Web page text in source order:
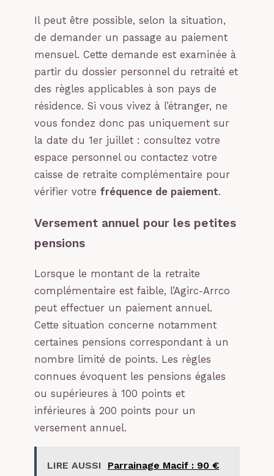
Il peut être possible, selon la situation,
de demander un passage au paiement
mensuel. Cette demande est examinée à
partir du dossier personnel du retraité et
des règles applicables à son pays de
résidence. Si vous vivez à l’étranger, ne
vous fondez donc pas uniquement sur
la date du 1er juillet : consultez votre
espace personnel ou contactez votre
caisse de retraite complémentaire pour
vérifier votre fréquence de paiement.
Versement annuel pour les petites
pensions
Lorsque le montant de la retraite
complémentaire est faible, l’Agirc-Arrco
peut effectuer un paiement annuel.
Cette situation concerne notamment
certaines pensions correspondant à un
nombre limité de points. Les règles
connues évoquent les pensions égales
ou supérieures à 100 points et
inférieures à 200 points pour un
versement annuel.
LIRE AUSSI Parrainage Macif : 90 €